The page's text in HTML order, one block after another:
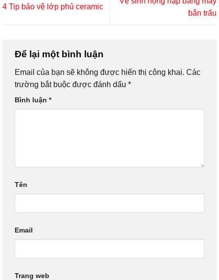
4 Tip bảo vệ lớp phủ ceramic
bắn trấu
Để lại một bình luận
Email của bạn sẽ không được hiển thị công khai. Các
trường bắt buộc được đánh dấu *
Bình luận *
Tên
Email
Trang web